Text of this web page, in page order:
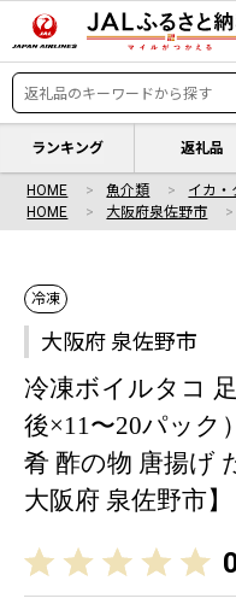
ランキング 返礼品
HOME 魚介類 イカ・
HOME
大阪府泉佐野市
冷凍
大阪府 泉佐野市
冷凍ボイルタコ
後×11〜20パック
肴 酢の物 唐揚げ
大阪府 泉佐野市】